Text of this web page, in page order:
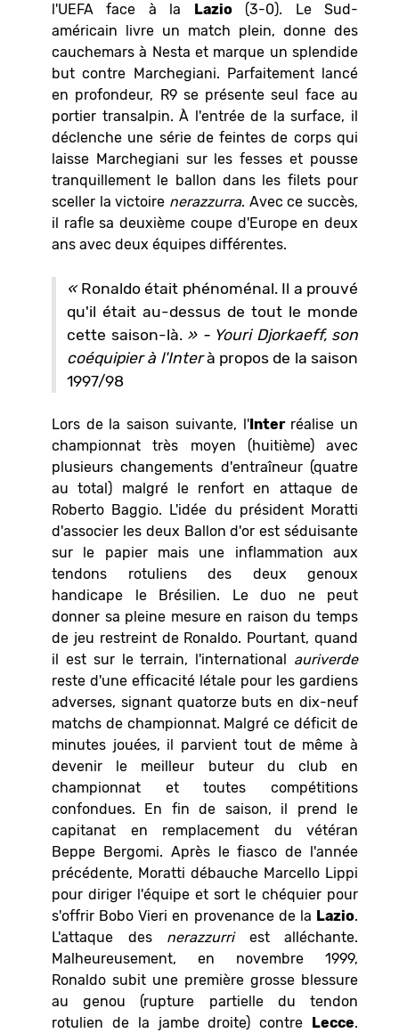
l'UEFA face à la Lazio(3-0). Le Sud-
américain livre un match plein, donne des
cauchemars à Nesta et marque un splendide
but contre Marchegiani. Parfaitement lancé
en profondeur, R9 se présente seul face au
portier transalpin. À l'entrée de la surface, il
déclenche une série de feintes de corps qui
laisse Marchegiani sur les fesses et pousse
tranquillement le ballon dans les filets pour
sceller la victoire nerazzurra. Avec ce succès,
il rafle sa deuxième coupe d'Europe en deux
ans avec deux équipes différentes.
«Ronaldo était phénoménal. Il a prouvé
qu'il était au-dessus de tout le monde
cette saison-là. » - Youri Djorkaeff, son
coéquipier à l'Interà propos de la saison
1997/98
Lors de la saison suivante, l'Interréalise un
championnat très moyen (huitième) avec
plusieurs changements d'entraîneur (quatre
au total) malgré le renfort en attaque de
Roberto Baggio. L'idée du président Moratti
d'associer les deux Ballon d'or est séduisante
sur le papier mais une inflammation aux
tendons rotuliens des deux genoux
handicape le Brésilien. Le duo ne peut
donner sa pleine mesure en raison du temps
de jeu restreint de Ronaldo. Pourtant, quand
il est sur le terrain, l'international auriverde
reste d'une efficacité létale pour les gardiens
adverses, signant quatorze buts en dix-neuf
matchs de championnat. Malgré ce déficit de
minutes jouées, il parvient tout de même à
devenir le meilleur buteur du club en
championnat et toutes compétitions
confondues. En fin de saison, il prend le
capitanat en remplacement du vétéran
Beppe Bergomi. Après le fiasco de l'année
précédente, Moratti débauche Marcello Lippi
pour diriger l'équipe et sort le chéquier pour
s'offrir Bobo Vieri en provenance de la Lazio.
L'attaque des nerazzurriest alléchante.
Malheureusement, en novembre 1999,
Ronaldo subit une première grosse blessure
au genou (rupture partielle du tendon
rotulien de la jambe droite) contre Lecce.